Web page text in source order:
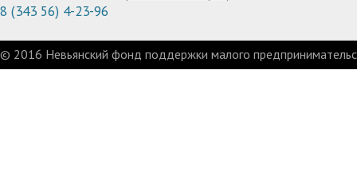
8 (343 56) 4-23-96
© 2016 Невьянский фонд поддержки малого